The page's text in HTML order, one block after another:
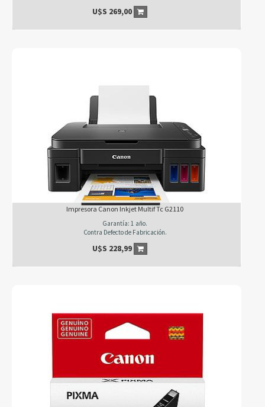
U$S 269,00
Impresora Canon Inkjet Multif Tc G2110
Garantía: 1 año.
Contra Defecto de Fabricación.
U$S 228,99